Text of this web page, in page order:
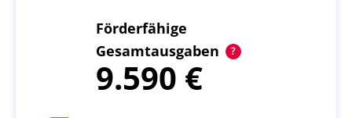
Förderfähige
Gesamtausgaben
9.590